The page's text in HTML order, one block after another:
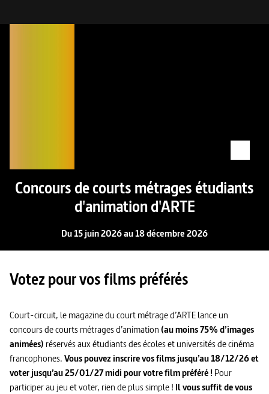
Concours de courts métrages étudiants
d'animation d'ARTE
Du 15 juin 2026 au 18 décembre 2026
Votez pour vos films préférés
Court-circuit, le magazine du court métrage d’ARTE lance un
concours de courts métrages d’animation(au moins 75% d’images
animées) réservés aux étudiants des écoles et universités de cinéma
francophones.Vous pouvez inscrire vos films jusqu’au 18/12/26 et
voter jusqu’au 25/01/27 midi pour votre film préféré !Pour
participer au jeu et voter, rien de plus simple ! Il vous suffit de vous